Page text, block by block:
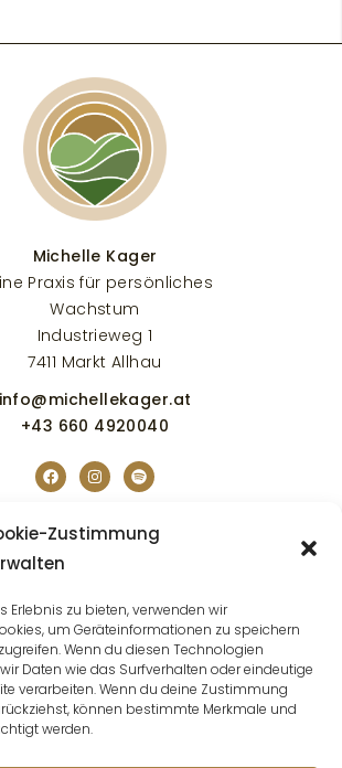
Zustimmung
Erlebnis zu bieten, verwenden wir
um Geräteinformationen zu speichern
Wenn du diesen Technologien
Daten wie das Surfverhalten oder eindeutige
verarbeiten. Wenn du deine Zustimmung
können bestimmte Merkmale und
werden.
Michelle Kager
Praxis für persönliches
Wachstum
Industrieweg 1
7411 Markt Allhau
info@michellekager.at
+43 660 4920040
Events
Shop
Ouly®
Impressum
Datenschutz